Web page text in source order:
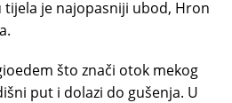
je najopasniji ubod, Hron
što znači otok mekog
put i dolazi do gušenja. U